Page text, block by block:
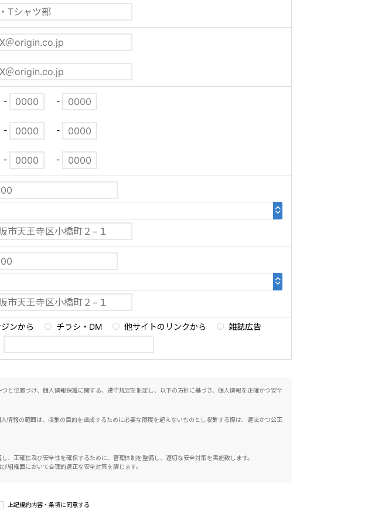
- -
- -
- -
ンから チラシ・DM 他サイトのリンクから
雑誌広告
と位置づけ、個人情報保護に関する、遵守規定を制定し、以下の方針に基づき、個人情報を正確かつ安全
情報の範囲は、収集の目的を達成するために必要な限度を超えないものとし収集する際は、適法かつ公正
、正確性及び安全性を確保するために、管理体制を整備し、適切な安全対策を実施致します。
組織面において合理的適正な安全対策を講じます。
上記規約内容・条項に同意する